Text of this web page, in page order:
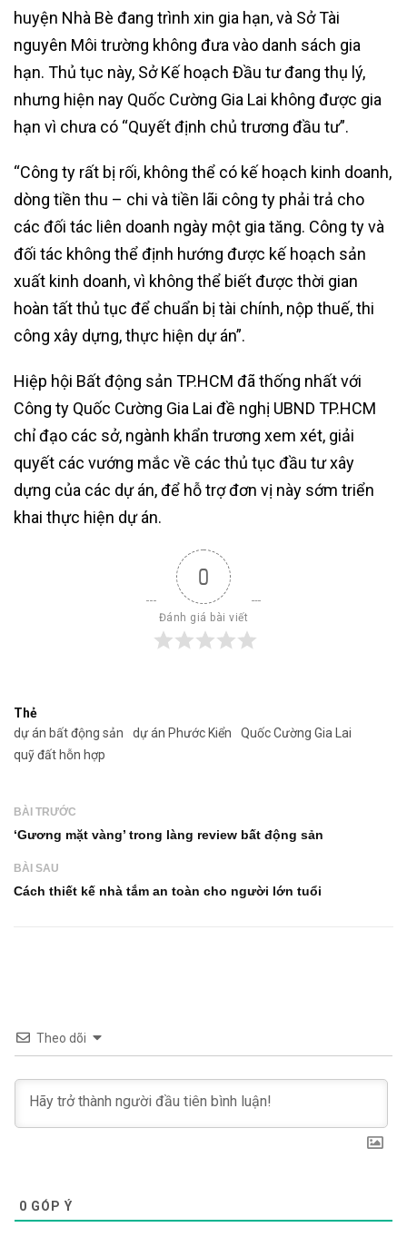
huyện Nhà Bè đang trình xin gia hạn, và Sở Tài
nguyên Môi trường không đưa vào danh sách gia
hạn. Thủ tục này, Sở Kế hoạch Đầu tư đang thụ lý,
nhưng hiện nay Quốc Cường Gia Lai không được gia
hạn vì chưa có “Quyết định chủ trương đầu tư”.
“Công ty rất bị rối, không thể có kế hoạch kinh doanh,
dòng tiền thu – chi và tiền lãi công ty phải trả cho
các đối tác liên doanh ngày một gia tăng. Công ty và
đối tác không thể định hướng được kế hoạch sản
xuất kinh doanh, vì không thể biết được thời gian
hoàn tất thủ tục để chuẩn bị tài chính, nộp thuế, thi
công xây dựng, thực hiện dự án”.
Hiệp hội Bất động sản TP.HCM đã thống nhất với
Công ty Quốc Cường Gia Lai đề nghị UBND TP.HCM
chỉ đạo các sở, ngành khẩn trương xem xét, giải
quyết các vướng mắc về các thủ tục đầu tư xây
dựng của các dự án, để hỗ trợ đơn vị này sớm triển
khai thực hiện dự án.
0
Đánh giá bài viết
Thẻ
dự án bất động sản
dự án Phước Kiển
Quốc Cường Gia Lai
quỹ đất hỗn hợp
BÀI TRƯỚC
‘Gương mặt vàng’ trong làng review bất động sản
BÀI SAU
Cách thiết kế nhà tắm an toàn cho người lớn tuổi
Theo dõi
0 GÓP Ý